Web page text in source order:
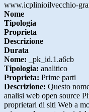
www.icplinioilvecchio-
Nome
Tipologia
Proprieta
Descrizione
Durata
Nome: _pk_id.1.a6cb
Tipologia: analitico
Proprieta: Prime parti
Descrizione: Questo
analisi web open source
proprietari di siti Web a